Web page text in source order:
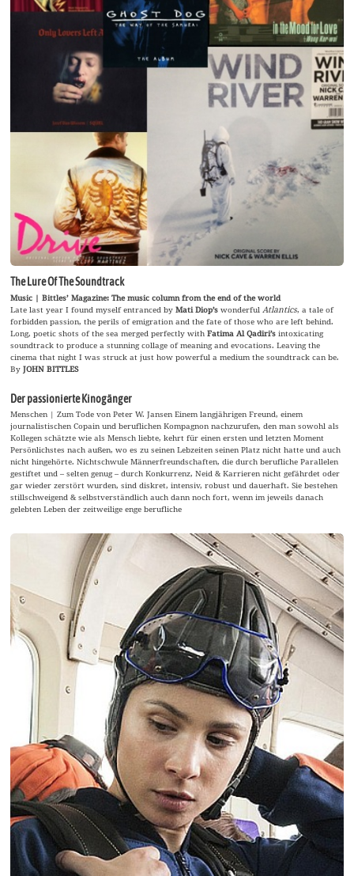
The Lure Of The Soundtrack
Music | Bittles’ Magazine: The music column from the end of the world
Late last year I found myself entranced byMati Diop’s wonderful Atlantics, a tale of
forbidden passion, the perils of emigration and the fate of those who are left behind.
Long, poetic shots of the sea merged perfectly withFatima Al Qadiri’s intoxicating
soundtrack to produce a stunning collage of meaning and evocations. Leaving the
cinema that night I was struck at just how powerful a medium the soundtrack can be.
ByJOHN BITTLES
Der passionierte Kinogänger
Menschen | Zum Tode von Peter W. Jansen Einem langjährigen Freund, einem
journalistischen Copain und beruflichen Kompagnon nachzurufen, den man sowohl als
Kollegen schätzte wie als Mensch liebte, kehrt für einen ersten und letzten Moment
Persönlichstes nach außen, wo es zu seinen Lebzeiten seinen Platz nicht hatte und auch
nicht hingehörte. Nichtschwule Männerfreundschaften, die durch berufliche Parallelen
gestiftet und – selten genug – durch Konkurrenz, Neid & Karrieren nicht gefährdet oder
gar wieder zerstört wurden, sind diskret, intensiv, robust und dauerhaft. Sie bestehen
stillschweigend & selbstverständlich auch dann noch fort, wenn im jeweils danach
gelebten Leben der zeitweilige enge berufliche